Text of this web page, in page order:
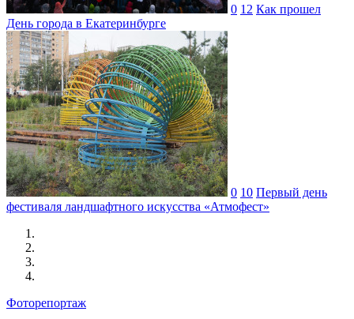
0 12 Как прошел
День города в Екатеринбурге
0 10 Первый день
фестиваля ландшафтного искусства «Атмофест»
Фоторепортаж